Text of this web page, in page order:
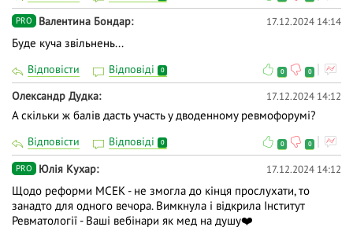
PRO Валентина Бондар 17.12.2024 14:14
Буде куча звільнень...
Відповісти Відповіді 0 0 0
Олександр Дудка 17.12.2024 14:12
А скільки ж балів дасть участь у дводенному ревмофорумі?
Відповісти Відповіді 0 0 0
PRO Юлія Кухар 17.12.2024 14:12
Щодо реформи МСЕК - не змогла до кінця прослухати, то
занадто для одного вечора. Вимкнула і відкрила Інститут
Ревматології - Ваші вебінари як мед на душу❤️